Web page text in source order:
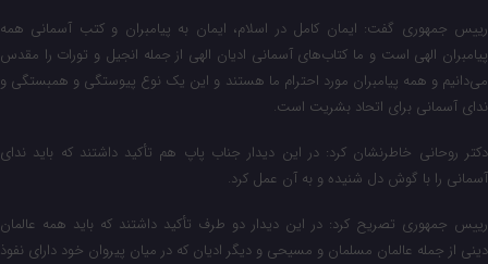
رییس‌ جمهوری گفت: ایمان کامل در اسلام، ایمان به پیامبران و کتب آسمانی همه
پیامبران الهی است و ما کتاب‌های آسمانی ادیان الهی از جمله انجیل و تورات را مقدس
می‌دانیم و همه پیامبران مورد احترام ما هستند و این یک نوع پیوستگی و همبستگی و
ندای آسمانی برای اتحاد بشریت است.
دکتر روحانی خاطرنشان کرد: در این دیدار جناب پاپ هم تأکید داشتند که باید ندای
آسمانی را با گوش دل شنیده و به آن عمل کرد.
رییس‌ جمهوری تصریح کرد: در این دیدار دو طرف تأکید داشتند که باید همه عالمان
دینی از جمله عالمان مسلمان و مسیحی و دیگر ادیان که در میان پیروان خود دارای نفوذ